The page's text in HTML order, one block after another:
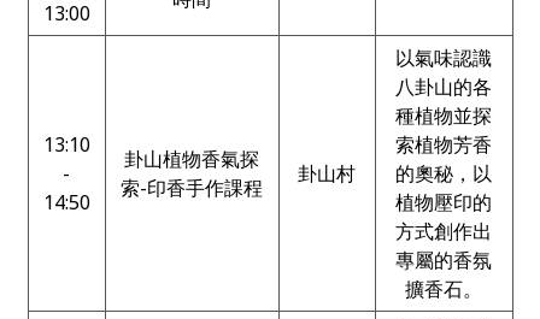
13:00
13:10
-
14:50
卦山植物香氣探
索-印香手作課程
卦山村
以氣味認識
八卦山的各
種植物並探
索植物芳香
的奧秘，以
植物壓印的
方式創作出
專屬的香氛
擴香石。